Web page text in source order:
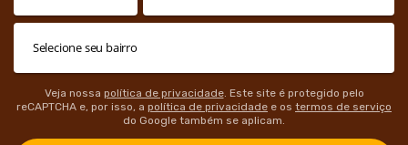
Veja nossa política de privacidade. Este site é protegido pelo
reCAPTCHA e, por isso, a política de privacidade e os termos de serviço
do Google também se aplicam.